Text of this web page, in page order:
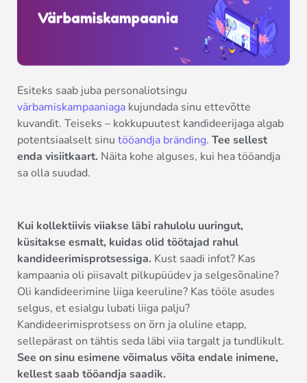
Esiteks saab juba personaliotsingu
värbamiskampaaniaga kujundada sinu ettevõtte
kuvandit. Teiseks – kokkupuutest kandideerijaga algab
potentsiaalselt sinu tööandja bränding. Tee sellest
enda visiitkaart. Näita kohe alguses, kui hea tööandja
sa olla suudad.
Kui kollektiivis viiakse läbi rahulolu uuringut,
küsitakse esmalt, kuidas olid töötajad rahul
kandideerimisprotsessiga. Kust saadi infot? Kas
kampaania oli piisavalt pilkupüüdev ja selgesõnaline?
Oli kandideerimine liiga keeruline? Kas tööle asudes
selgus, et esialgu lubati liiga palju?
Kandideerimisprotsess on õrn ja oluline etapp,
sellepärast on tähtis seda läbi viia targalt ja tundlikult.
See on sinu esimene võimalus võita endale inimene,
kellest saab tööandja saadik.